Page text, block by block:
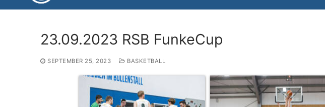
23.09.2023 RSB FunkeCup
SEPTEMBER 25, 2023 BASKETBALL